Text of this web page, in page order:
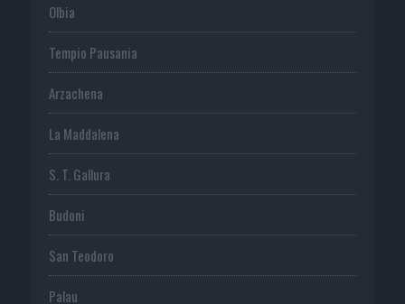
Olbia
Tempio Pausania
Arzachena
La Maddalena
S. T. Gallura
Budoni
San Teodoro
Palau